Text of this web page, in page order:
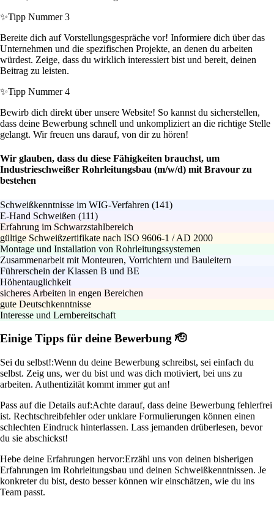
✨Tipp Nummer 3
Bereite dich auf Vorstellungsgespräche vor! Informiere dich über das
Unternehmen und die spezifischen Projekte, an denen du arbeiten
würdest. Zeige, dass du wirklich interessiert bist und bereit, deinen
Beitrag zu leisten.
✨Tipp Nummer 4
Bewirb dich direkt über unsere Website! So kannst du sicherstellen,
dass deine Bewerbung schnell und unkompliziert an die richtige Stelle
gelangt. Wir freuen uns darauf, von dir zu hören!
Wir glauben, dass du diese Fähigkeiten brauchst, um
Industrieschweißer Rohrleitungsbau (m/w/d) mit Bravour zu
bestehen
Schweißkenntnisse im WIG-Verfahren (141)
E-Hand Schweißen (111)
Erfahrung im Schwarzstahlbereich
gültige Schweißzertifikate nach ISO 9606‑1 / AD 2000
Montage und Installation von Rohrleitungssystemen
Zusammenarbeit mit Monteuren, Vorrichtern und Bauleitern
Führerschein der Klassen B und BE
Höhentauglichkeit
sicheres Arbeiten in engen Bereichen
gute Deutschkenntnisse
Interesse und Lernbereitschaft
Einige Tipps für deine Bewerbung 🫡
Sei du selbst!:Wenn du deine Bewerbung schreibst, sei einfach du
selbst. Zeig uns, wer du bist und was dich motiviert, bei uns zu
arbeiten. Authentizität kommt immer gut an!
Pass auf die Details auf:Achte darauf, dass deine Bewerbung fehlerfrei
ist. Rechtschreibfehler oder unklare Formulierungen können einen
schlechten Eindruck hinterlassen. Lass jemanden drüberlesen, bevor
du sie abschickst!
Hebe deine Erfahrungen hervor:Erzähl uns von deinen bisherigen
Erfahrungen im Rohrleitungsbau und deinen Schweißkenntnissen. Je
konkreter du bist, desto besser können wir einschätzen, wie du ins
Team passt.